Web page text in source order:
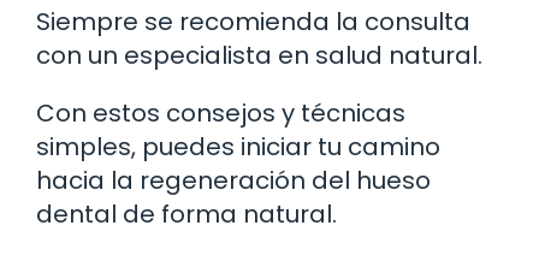
Siempre se recomienda la consulta
con un especialista en salud natural.
Con estos consejos y técnicas
simples, puedes iniciar tu camino
hacia la regeneración del hueso
dental de forma natural.